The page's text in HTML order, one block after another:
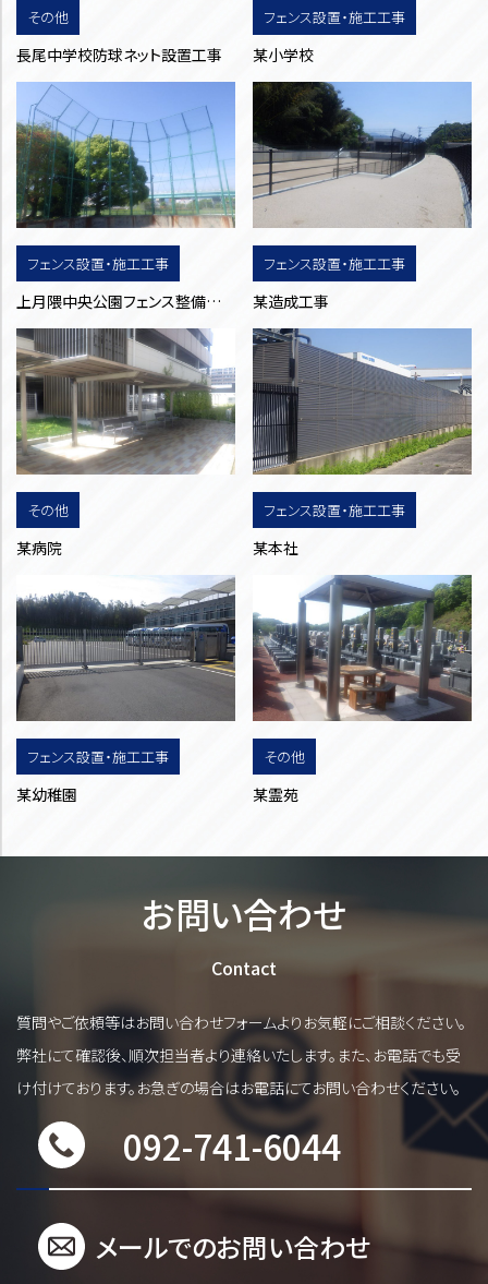
その他
長尾中学校防球ネット設置工事
フェンス設置・施工工事
某小学校
フェンス設置・施工工事
上月隈中央公園フェンス整備工事
フェンス設置・施工工事
某造成工事
その他
某病院
フェンス設置・施工工事
某本社
フェンス設置・施工工事
某幼稚園
その他
某霊苑
お問い合わせ
Contact
質問やご依頼等はお問い合わせフォームよりお気軽にご相談ください。
弊社にて確認後、順次担当者より連絡いたします。また、お電話でも受
け付けております。お急ぎの場合はお電話にてお問い合わせください。
092-741-6044
メールでのお問い合わせ